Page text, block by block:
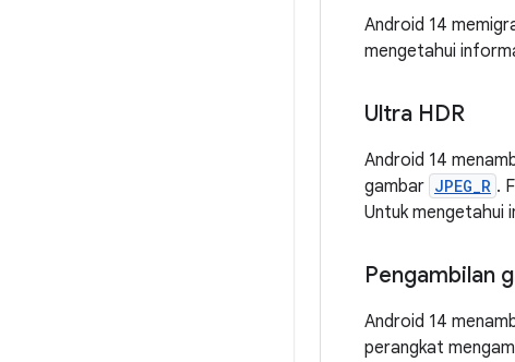
Android 14
mengetahui
Ultra HDR
Android 14
gambar JPEG_R .
Untuk mengetahui
Pengambilan
Android 14
perangkat